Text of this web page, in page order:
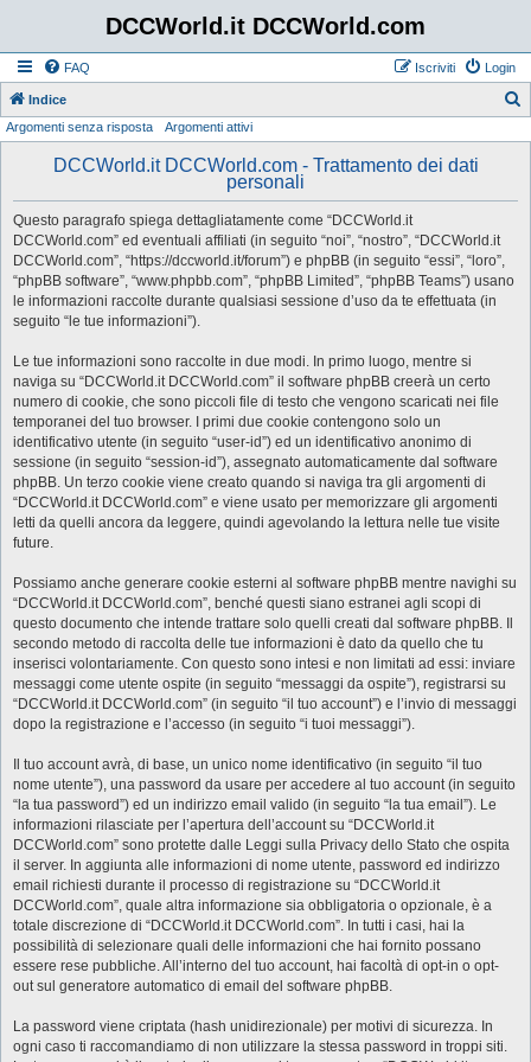
DCCWorld.it DCCWorld.com
FAQ Login
Iscriviti
Indice
Argomenti senza risposta Argomenti attivi
DCCWorld.it DCCWorld.com - Trattamento dei dati
personali
Questo paragrafo spiega dettagliatamente come “DCCWorld.it
DCCWorld.com” ed eventuali affiliati (in seguito “noi”, “nostro”, “DCCWorld.it
DCCWorld.com”, “https://dccworld.it/forum”) e phpBB (in seguito “essi”, “loro”,
“phpBB software”, “www.phpbb.com”, “phpBB Limited”, “phpBB Teams”) usano
le informazioni raccolte durante qualsiasi sessione d’uso da te effettuata (in
seguito “le tue informazioni”).
Le tue informazioni sono raccolte in due modi. In primo luogo, mentre si
naviga su “DCCWorld.it DCCWorld.com” il software phpBB creerà un certo
numero di cookie, che sono piccoli file di testo che vengono scaricati nei file
temporanei del tuo browser. I primi due cookie contengono solo un
identificativo utente (in seguito “user-id”) ed un identificativo anonimo di
sessione (in seguito “session-id”), assegnato automaticamente dal software
phpBB. Un terzo cookie viene creato quando si naviga tra gli argomenti di
“DCCWorld.it DCCWorld.com” e viene usato per memorizzare gli argomenti
letti da quelli ancora da leggere, quindi agevolando la lettura nelle tue visite
future.
Possiamo anche generare cookie esterni al software phpBB mentre navighi su
“DCCWorld.it DCCWorld.com”, benché questi siano estranei agli scopi di
questo documento che intende trattare solo quelli creati dal software phpBB. Il
secondo metodo di raccolta delle tue informazioni è dato da quello che tu
inserisci volontariamente. Con questo sono intesi e non limitati ad essi: inviare
messaggi come utente ospite (in seguito “messaggi da ospite”), registrarsi su
“DCCWorld.it DCCWorld.com” (in seguito “il tuo account”) e l’invio di messaggi
dopo la registrazione e l’accesso (in seguito “i tuoi messaggi”).
Il tuo account avrà, di base, un unico nome identificativo (in seguito “il tuo
nome utente”), una password da usare per accedere al tuo account (in seguito
“la tua password”) ed un indirizzo email valido (in seguito “la tua email”). Le
informazioni rilasciate per l’apertura dell’account su “DCCWorld.it
DCCWorld.com” sono protette dalle Leggi sulla Privacy dello Stato che ospita
il server. In aggiunta alle informazioni di nome utente, password ed indirizzo
email richiesti durante il processo di registrazione su “DCCWorld.it
DCCWorld.com”, quale altra informazione sia obbligatoria o opzionale, è a
totale discrezione di “DCCWorld.it DCCWorld.com”. In tutti i casi, hai la
possibilità di selezionare quali delle informazioni che hai fornito possano
essere rese pubbliche. All’interno del tuo account, hai facoltà di opt-in o opt-
out sul generatore automatico di email del software phpBB.
La password viene criptata (hash unidirezionale) per motivi di sicurezza. In
ogni caso ti raccomandiamo di non utilizzare la stessa password in troppi siti.